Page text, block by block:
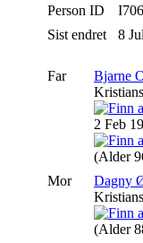
Person ID
Sist endret
8
Far Bjarne
2 Feb
(Alder
Mor
Dagny
(Alder